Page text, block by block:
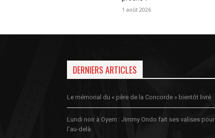
1 août 2026
DERNIERS ARTICLES
Le mémorial du « père de la Concorde » bientôt livré
Lundi noir à Oyem : Jimmy Ondo fait ses valises pour
l’au-delà